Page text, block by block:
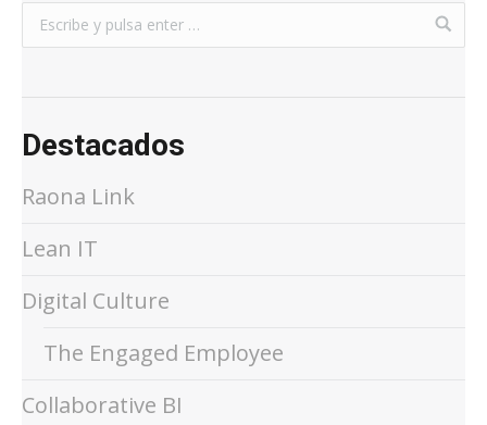
Destacados
Raona Link
Lean IT
Digital Culture
The Engaged Employee
Collaborative BI